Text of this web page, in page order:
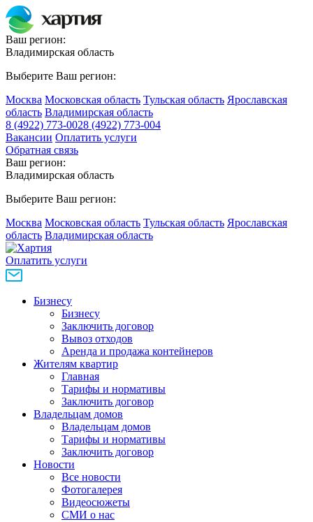
Ваш регион:
Владимирская область
Выберите Ваш регион:
Москва Московская область Тульская область Ярославская
область Владимирская область
8 (4922) 773-0028 (4922) 773-004
Вакансии Оплатить услуги
Обратная связь
Ваш регион:
Владимирская область
Выберите Ваш регион:
Москва Московская область Тульская область Ярославская
область Владимирская область
Оплатить услуги
Бизнесу
Бизнесу
Заключить договор
Вывоз отходов
Аренда и продажа контейнеров
Жителям квартир
Главная
Тарифы и нормативы
Заключить договор
Владельцам домов
Владельцам домов
Тарифы и нормативы
Заключить договор
Новости
Все новости
Фотогалерея
Видеосюжеты
СМИ о нас